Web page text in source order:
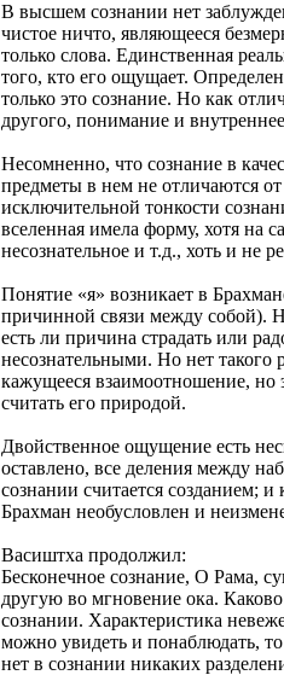
В высшем сознании нет
чистое ничто, являющееся
только слова. Единственная
того, кто его ощущает.
только это сознание. Но как
другого, понимание и
Несомненно, что сознание в
предметы в нем не отличаются
исключительной тонкости
вселенная имела форму, хотя на
несознательное и т.д., хоть и не
Понятие «я» возникает в
причинной связи между собой).
есть ли причина страдать или
несознательными. Но нет такого
кажущееся взаимоотношение, но
считать его природой.
Двойственное ощущение есть
оставлено, все деления между
сознании считается созданием;
Брахман необусловлен и
Васиштха продолжил:
Бесконечное сознание, О Рама,
другую во мгновение ока.
сознании. Характеристика
можно увидеть и понаблюдать,
нет в сознании никаких